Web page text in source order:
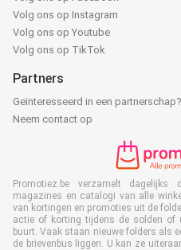
Volg ons op Instagram
Volg ons op Youtube
Volg ons op TikTok
Partners
Geïnteresseerd in een partnerschap?
Neem contact op
Promotiez.be verzamelt dagelijks
magazines en catalogi van alle
van kortingen en promoties uit de
actie of korting tijdens de solden of
buurt. Vaak staan nieuwe folders als
de brievenbus liggen. U kan ze